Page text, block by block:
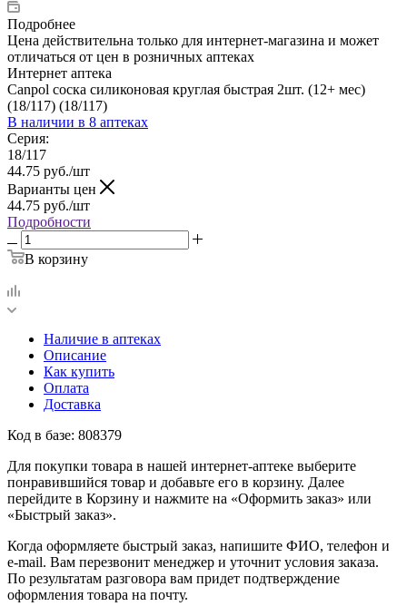
Подробнее
Цена действительна только для интернет-магазина и может
отличаться от цен в розничных аптеках
Интернет аптека
Canpol соска силиконовая круглая быстрая 2шт. (12+ мес)
(18/117) (18/117)
В наличии в 8 аптеках
Серия:
18/117
44.75 руб./шт
Варианты цен
44.75 руб./шт
Подробности
В корзину
Наличие в аптеках
Описание
Как купить
Оплата
Доставка
Код в базе: 808379
Для покупки товара в нашей интернет-аптеке выберите
понравившийся товар и добавьте его в корзину. Далее
перейдите в Корзину и нажмите на «Оформить заказ» или
«Быстрый заказ».
Когда оформляете быстрый заказ, напишите ФИО, телефон и
e-mail. Вам перезвонит менеджер и уточнит условия заказа.
По результатам разговора вам придет подтверждение
оформления товара на почту.